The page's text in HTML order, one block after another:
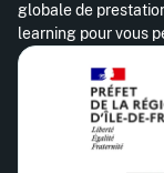
globale de
learning pour vous